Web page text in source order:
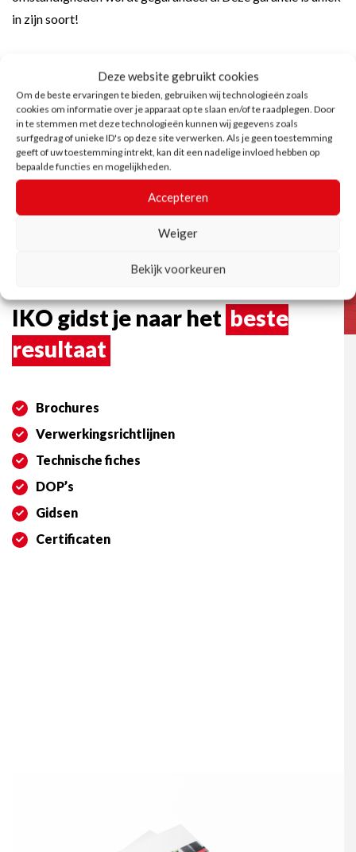
Deze website gebruikt cookies
Om de beste ervaringen te bieden, gebruiken wij technologieën zoals
cookies om informatie over je apparaat op te slaan en/of te raadplegen. Door
in te stemmen met deze technologieën kunnen wij gegevens zoals
surfgedrag of unieke ID's op deze site verwerken. Als je geen toestemming
geeft of uw toestemming intrekt, kan dit een nadelige invloed hebben op
bepaalde functies en mogelijkheden.
Accepteren
Weiger
Bekijk voorkeuren
in zijn soort!
Ontdek onze oplossingen
IKO gidst je naar hetbeste
resultaat
Brochures
Verwerkingsrichtlijnen
Technische fiches
DOP’s
Gidsen
Certificaten